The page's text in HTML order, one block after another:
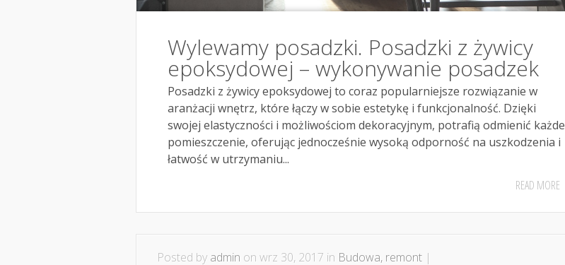
Wylewamy posadzki. Posadzki z żywicy
epoksydowej – wykonywanie posadzek
Posadzki z żywicy epoksydowej to coraz popularniejsze rozwiązanie w
aranżacji wnętrz, które łączy w sobie estetykę i funkcjonalność. Dzięki
swojej elastyczności i możliwościom dekoracyjnym, potrafią odmienić każde
pomieszczenie, oferując jednocześnie wysoką odporność na uszkodzenia i
łatwość w utrzymaniu...
READ MORE
Posted by admin on wrz 30, 2017 in Budowa, remont |